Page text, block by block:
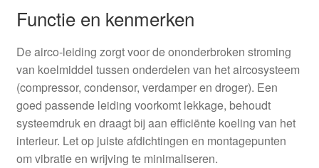
Functie en kenmerken
De airco-leiding zorgt voor de ononderbroken stroming
van koelmiddel tussen onderdelen van het aircosysteem
(compressor, condensor, verdamper en droger). Een
goed passende leiding voorkomt lekkage, behoudt
systeemdruk en draagt bij aan efficiënte koeling van het
interieur. Let op juiste afdichtingen en montagepunten
om vibratie en wrijving te minimaliseren.